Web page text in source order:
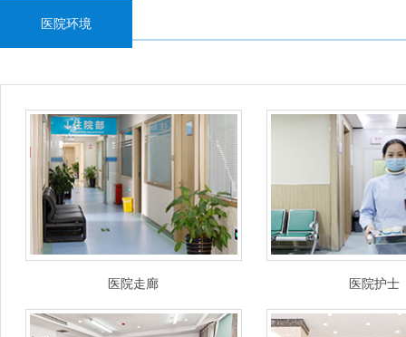
医院环境
医院走廊 医院护士